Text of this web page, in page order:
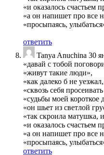
«и оказалось счастьем
«а он напишет про все
«просыпаясь,
ответить
Tanya Anuchina 30
«давай с тобой
«живут такие люди»,
«как далеко б не
«сквозь себя
«судьбы моей короткое
«он шьет из светлой
«так скроила матушка,
«и оказалось счастьем
«а он напишет про все
«просыпаясь,
ответить